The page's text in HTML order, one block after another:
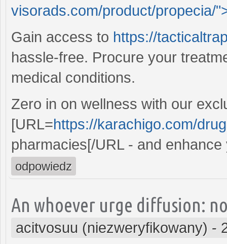
visorads.com/product/propecia/
Gain access to https://
hassle-free. Procure your
medical conditions.
Zero in on wellness with our
[URL=https://karachigo.com/
pharmacies[/URL - and
odpowiedz
An whoever urge diffusion:
acitvosuu (niezweryfikowany) -